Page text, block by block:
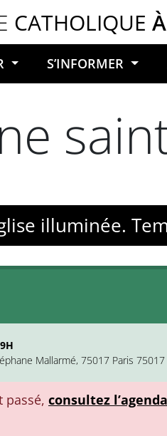
CATHOLIQUE
S’INFORMER
illuminée.
Mallarmé, 75017 Paris 75017
passé, consultez l’agenda